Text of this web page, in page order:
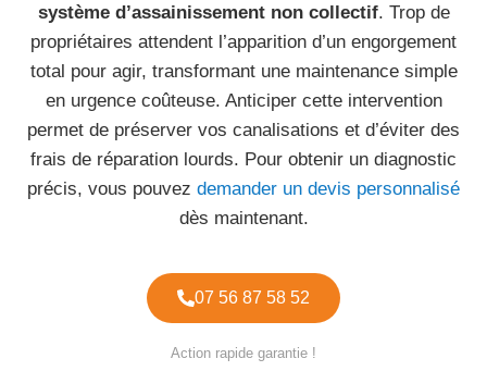
système d’assainissement non collectif. Trop de
propriétaires attendent l’apparition d’un engorgement
total pour agir, transformant une maintenance simple
en urgence coûteuse. Anticiper cette intervention
permet de préserver vos canalisations et d’éviter des
frais de réparation lourds. Pour obtenir un diagnostic
précis, vous pouvez demander un devis personnalisé
dès maintenant.
07 56 87 58 52
Action rapide garantie !